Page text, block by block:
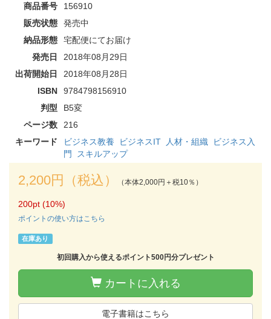
商品番号
156910
販売状態
発売中
納品形態
宅配便にてお届け
発売日
2018年08月29日
出荷開始日
2018年08月28日
ISBN
9784798156910
判型
B5変
ページ数
216
キーワード
ビジネス教養 ビジネスIT 人材・組織
ビジネス入
門
スキルアップ
2,200円（税込） （本体2,000円＋税10％）
200pt (10%)
ポイントの使い方はこちら
在庫あり
初回購入から使えるポイント500円分プレゼント
カートに入れる
電子書籍はこちら